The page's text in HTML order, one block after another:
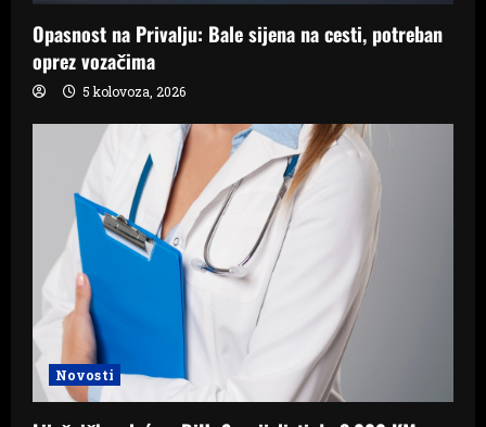
Opasnost na Privalju: Bale sijena na cesti, potreban
oprez vozačima
5 kolovoza, 2026
Novosti